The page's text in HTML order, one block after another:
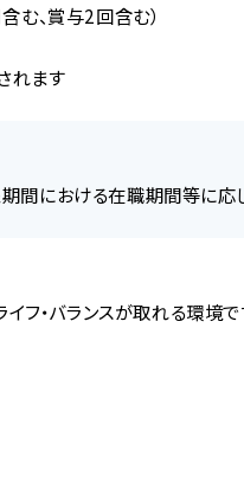
む、賞与2回含む）
れます
間における在職期間等に応
フ・バランスが取れる環境